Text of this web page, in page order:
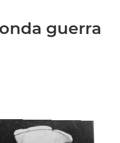
guerra